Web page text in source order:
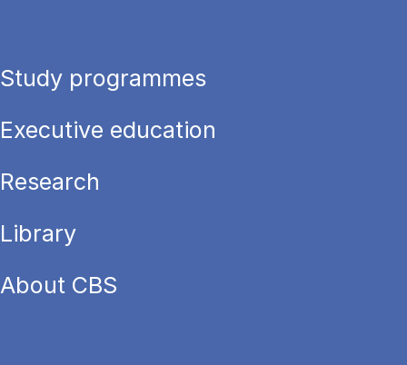
Study programmes
Executive education
Research
Library
About CBS